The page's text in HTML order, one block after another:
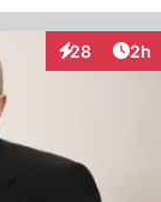
28
Interaktionen
2h